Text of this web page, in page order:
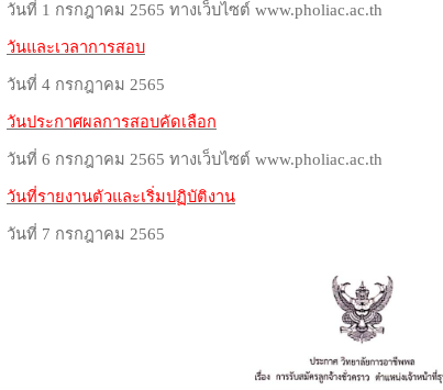
วันที่ 1 กรกฎาคม 2565 ทางเว็บไซต์ www.pholiac.ac.th
วันและเวลาการสอบ
วันที่ 4 กรกฎาคม 2565
วันประกาศผลการสอบคัดเลือก
วันที่ 6 กรกฎาคม 2565 ทางเว็บไซต์ www.pholiac.ac.th
วันที่รายงานตัวและเริ่มปฏิบัติงาน
วันที่ 7 กรกฎาคม 2565